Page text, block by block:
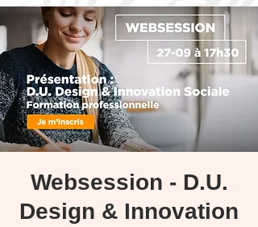
Websession - D.U.
Design & Innovation